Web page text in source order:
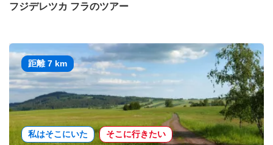
フジデレツカ フラのツアー
距離 7 km
私はそこにいた そこに行きたい